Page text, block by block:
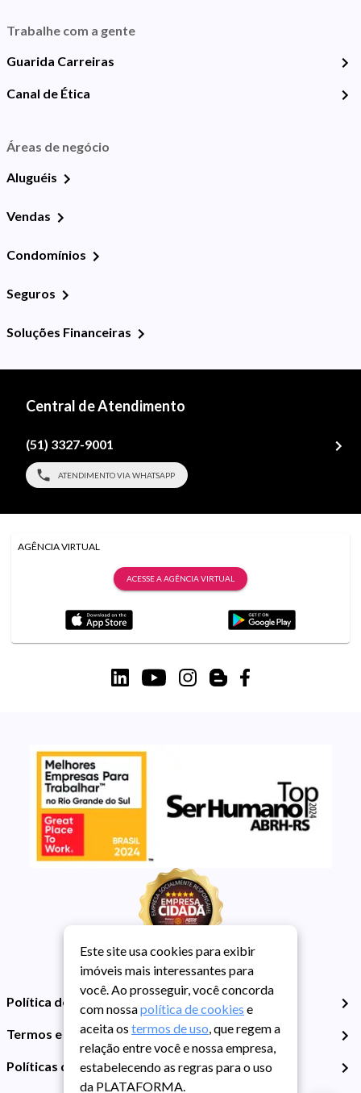
Trabalhe com a gente
Guarida Carreiras
Canal de Ética
Áreas de negócio
Aluguéis
Vendas
Condomínios
Seguros
Soluções Financeiras
Central de Atendimento
(51) 3327-9001
ATENDIMENTO VIA WHATSAPP
AGÊNCIA VIRTUAL
ACESSE A AGÊNCIA VIRTUAL
Política de Privacidade
Termos e Condições de Uso
Políticas de Cookies
Este site usa cookies para exibir
imóveis mais interessantes para
você. Ao prosseguir, você concorda
com nossapolítica de cookies e
aceita os termos de uso, que regem a
relação entre você e nossa empresa,
estabelecendo as regras para o uso
da PLATAFORMA.